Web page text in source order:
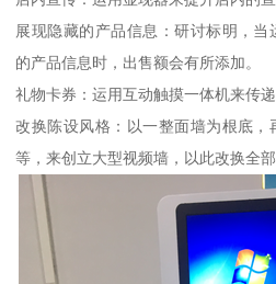
展现隐藏的产品信息：研讨标明，
的产品信息时，出售额会有所添加。
礼物卡券：运用互动触摸一体机来传递
改换陈设风格：以一整面墙为根底
等，来创立大型视频墙，以此改换全部